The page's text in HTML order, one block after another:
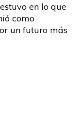
en lo que
como
un futuro más